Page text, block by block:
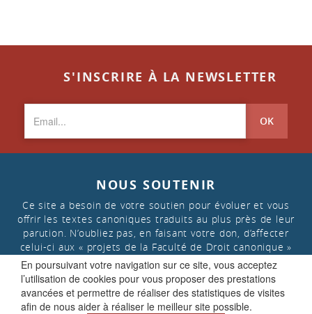
En poursuivant votre navigation sur ce site, vous acceptez
l’utilisation de cookies pour vous proposer des prestations
avancées et permettre de réaliser des statistiques de visites
afin de nous aider à réaliser le meilleur site possible.
S'INSCRIRE À LA NEWSLETTER
OK
NOUS SOUTENIR
Ce site a besoin de votre soutien pour évoluer et vous
offrir les textes canoniques traduits au plus près de leur
parution. N’oubliez pas, en faisant votre don, d’affecter
celui-ci aux « projets de la Faculté de Droit canonique »
FAIRE UN DON